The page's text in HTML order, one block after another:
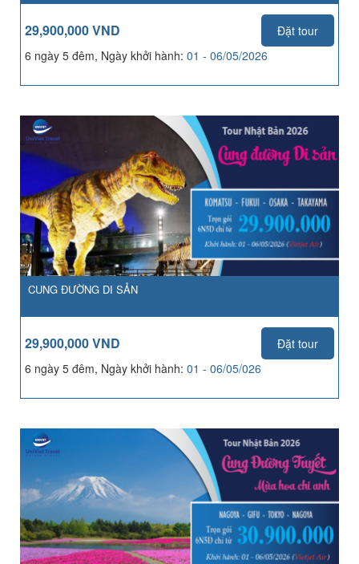
29,900,000 VND
Đặt tour
6 ngày 5 đêm, Ngày khởi hành: 01 - 06/05/2026
CUNG ĐƯỜNG DI SẢN
29,900,000 VND
Đặt tour
6 ngày 5 đêm, Ngày khởi hành: 01 - 06/05/026